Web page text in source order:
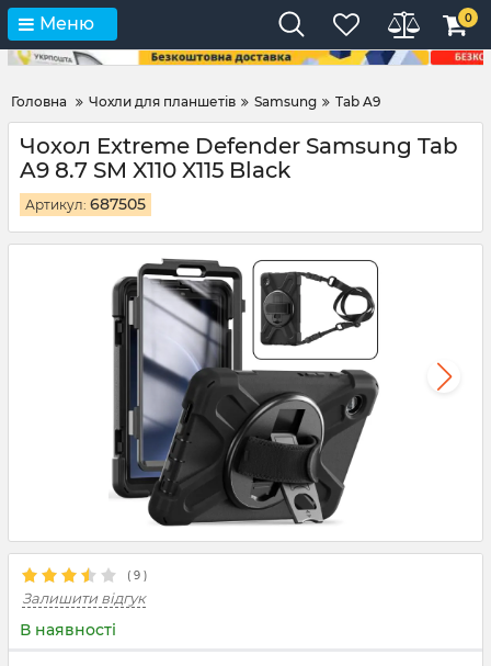
Меню 0
Головна Чохли для планшетів Samsung Tab A9
Чохол Extreme Defender Samsung Tab
A9 8.7 SM X110 X115 Black
Артикул: 687505
( 9 )
Залишити відгук
В наявності